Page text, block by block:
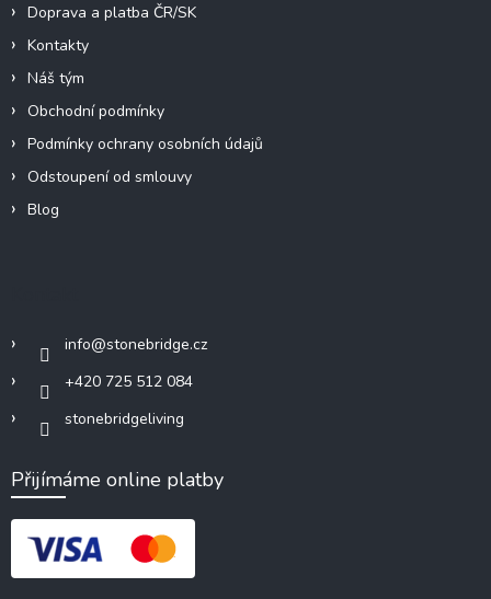
Doprava a platba ČR/SK
Kontakty
Náš tým
Obchodní podmínky
Podmínky ochrany osobních údajů
Odstoupení od smlouvy
Blog
info@stonebridge.cz
+420 725 512 084
stonebridgeliving
Přijímáme online platby